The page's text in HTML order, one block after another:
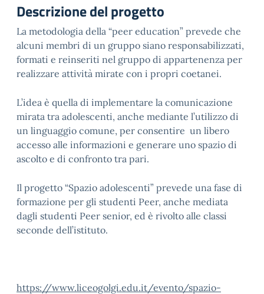
Descrizione del progetto
La metodologia della “peer education” prevede che
alcuni membri di un gruppo siano responsabilizzati,
formati e reinseriti nel gruppo di appartenenza per
realizzare attività mirate con i propri coetanei.
L’idea è quella di implementare la comunicazione
mirata tra adolescenti, anche mediante l’utilizzo di
un linguaggio comune, per consentire un libero
accesso alle informazioni e generare uno spazio di
ascolto e di confronto tra pari.
Il progetto “Spazio adolescenti” prevede una fase di
formazione per gli studenti Peer, anche mediata
dagli studenti Peer senior, ed è rivolto alle classi
seconde dell’istituto.
https://www.liceogolgi.edu.it/evento/spazio-